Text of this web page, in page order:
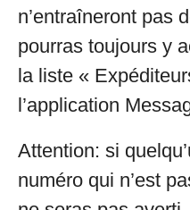
n’entraîneront pas
pourras toujours y
la liste «
l’application
Attention: si
numéro qui n’est